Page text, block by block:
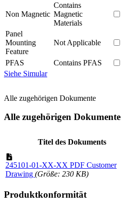
Non Magnetic
Contains
Magnetic
Materials
Panel
Mounting
Feature
Not Applicable
PFAS
Contains PFAS
Siehe Simular
Alle zugehörigen Dokumente
Alle zugehörigen Dokumente
Titel des Dokuments
245101-01-XX-XX PDF Customer
Drawing (Größe: 230 KB)
Produktkonformität